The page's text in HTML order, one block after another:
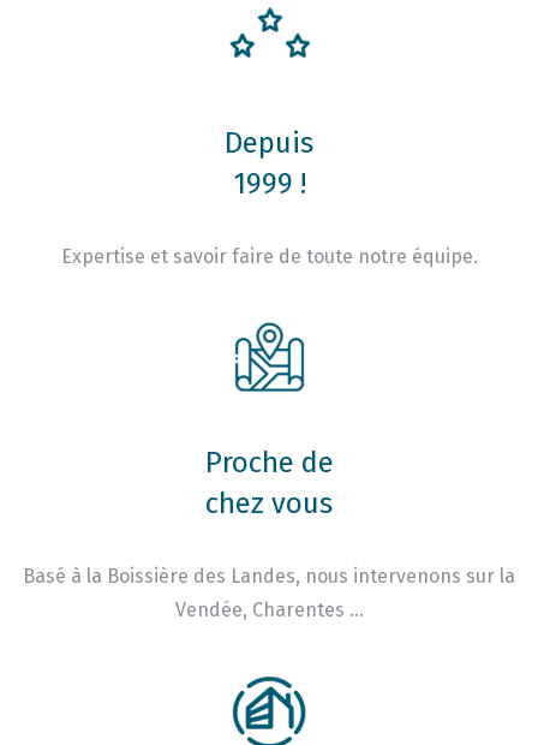
Depuis
1999 !
Expertise et savoir faire de toute notre équipe.
Proche de
chez vous
Basé à la Boissière des Landes, nous intervenons sur la
Vendée, Charentes …